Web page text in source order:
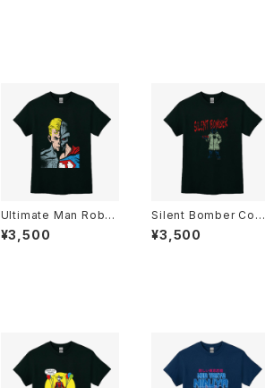
Ultimate Man Robot
Comics T-Shirts Bla
ck
¥3,500
Silent Bomber Comi
cs T-Shirts Black
¥3,500